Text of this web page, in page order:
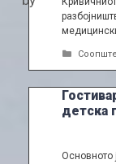
детска
Основното